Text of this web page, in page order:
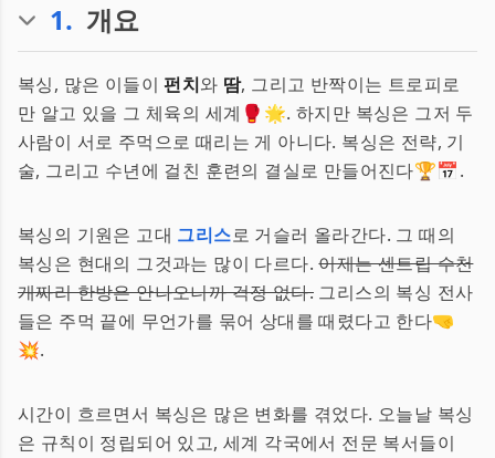
1. 개요
복싱, 많은 이들이펀치와 땀, 그리고 반짝이는 트로피로
만 알고 있을 그 체육의 세계🥊🌟. 하지만 복싱은 그저 두
사람이 서로 주먹으로 때리는 게 아니다. 복싱은 전략, 기
술, 그리고 수년에 걸친 훈련의 결실로 만들어진다🏆📅.
복싱의 기원은 고대 그리스로 거슬러 올라간다. 그 때의
복싱은 현대의 그것과는 많이 다르다.이제는 센트립 수천
개짜리 한방은 안나오니까 걱정 없다. 그리스의 복싱 전사
들은 주먹 끝에 무언가를 묶어 상대를 때렸다고 한다🤜
💥.
시간이 흐르면서 복싱은 많은 변화를 겪었다. 오늘날 복싱
은 규칙이 정립되어 있고, 세계 각국에서 전문 복서들이